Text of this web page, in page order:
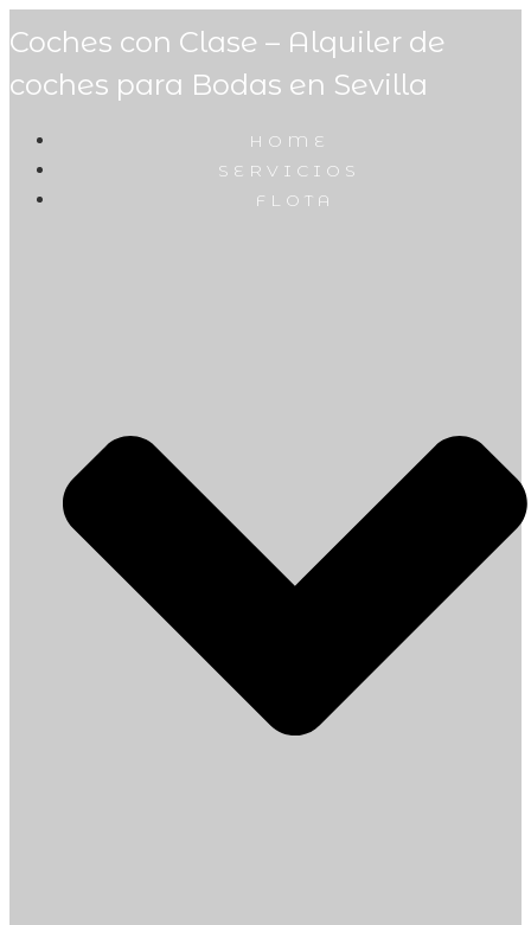
Coches con Clase – Alquiler de
coches para Bodas en Sevilla
HOME
SERVICIOS
FLOTA